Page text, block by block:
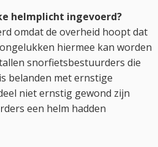
helmplicht ingevoerd?
omdat de overheid hoopt dat
hiermee kan worden
snorfietsbestuurders die
belanden met ernstige
niet ernstig gewond zijn
een helm hadden